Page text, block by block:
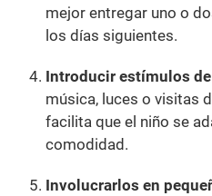
mejor entregar uno o
los días siguientes.
Introducir estímulos
música, luces o visitas
facilita que el niño se
comodidad.
Involucrarlos en